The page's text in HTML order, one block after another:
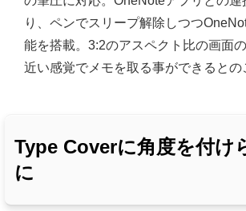
り、ペンでスリープ解除しつつ
能を搭載。3:2のアスペクト比の画面
近い感覚でメモを取る事ができるとの
Type Coverに角度を付け
に